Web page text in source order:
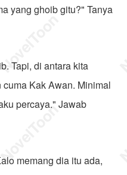
yang ghoib gitu?" Tanya
Tapi, di antara kita
Kak Awan. Minimal
percaya." Jawab
memang dia itu ada,